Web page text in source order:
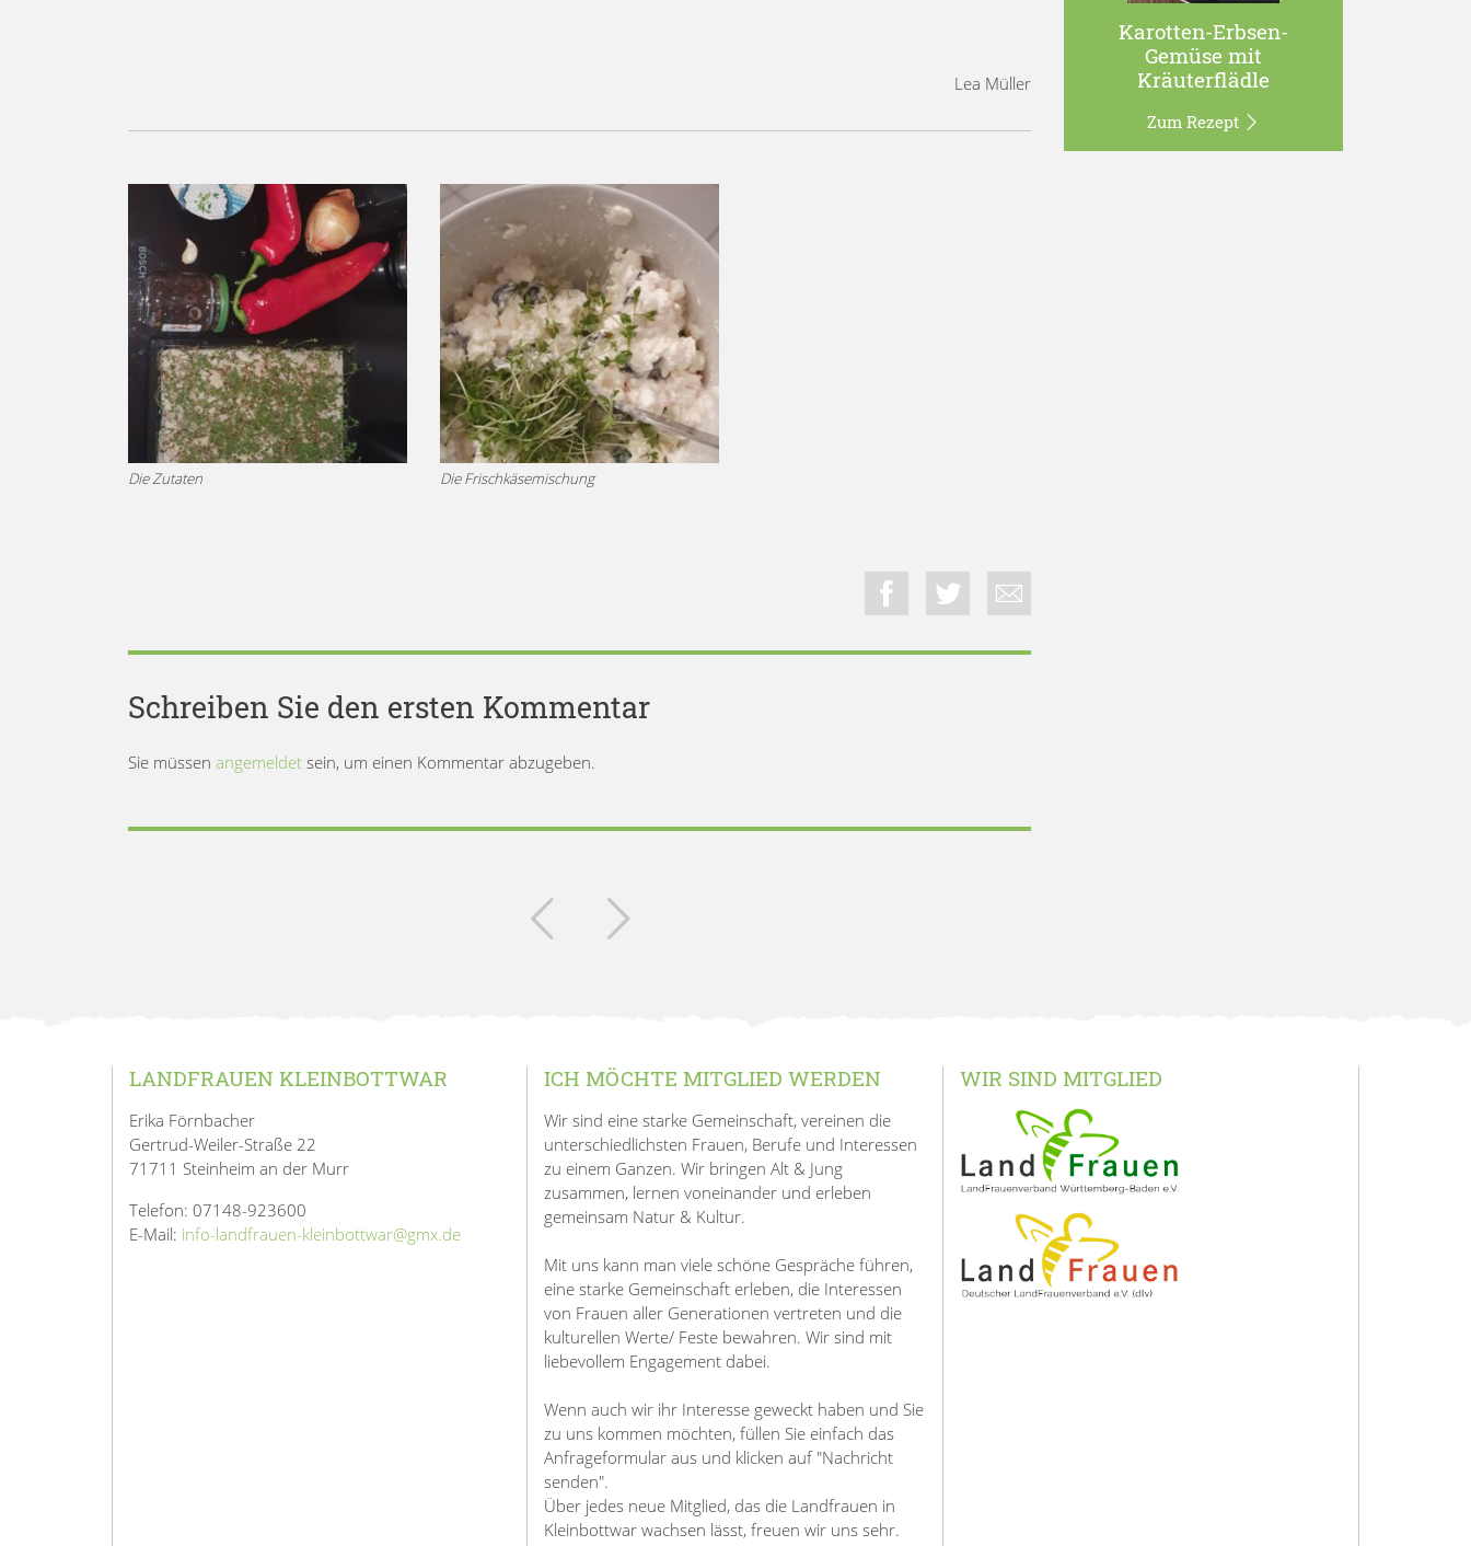
Lea Müller
Die Zutaten Die Frischkäsemischung
Schreiben Sie den ersten Kommentar
Sie müssen angemeldet sein, um einen Kommentar abzugeben.
Karotten-Erbsen-
Gemüse mit
Kräuterflädle
Zum Rezept
LANDFRAUEN KLEINBOTTWAR
Erika Förnbacher
Gertrud-Weiler-Straße 22
71711 Steinheim an der Murr
Telefon: 07148-923600
E-Mail: info-landfrauen-kleinbottwar@gmx.de
ICH MÖCHTE MITGLIED WERDEN
Wir sind eine starke Gemeinschaft, vereinen die
unterschiedlichsten Frauen, Berufe und Interessen
zu einem Ganzen. Wir bringen Alt & Jung
zusammen, lernen voneinander und erleben
gemeinsam Natur & Kultur.
Mit uns kann man viele schöne Gespräche führen,
eine starke Gemeinschaft erleben, die Interessen
von Frauen aller Generationen vertreten und die
kulturellen Werte/ Feste bewahren. Wir sind mit
liebevollem Engagement dabei.
Wenn auch wir ihr Interesse geweckt haben und Sie
zu uns kommen möchten, füllen Sie einfach das
Anfrageformular aus und klicken auf "Nachricht
senden".
Über jedes neue Mitglied, das die Landfrauen in
Kleinbottwar wachsen lässt, freuen wir uns sehr.
WIR SIND MITGLIED